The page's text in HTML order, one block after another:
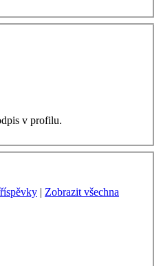
v profilu.
| Zobrazit všechna